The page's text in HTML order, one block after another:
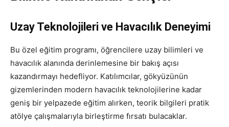
Uzay Teknolojileri ve Havacılık Deneyimi
Bu özel eğitim programı, öğrencilere uzay bilimleri ve
havacılık alanında derinlemesine bir bakış açısı
kazandırmayı hedefliyor. Katılımcılar, gökyüzünün
gizemlerinden modern havacılık teknolojilerine kadar
geniş bir yelpazede eğitim alırken, teorik bilgileri pratik
atölye çalışmalarıyla birleştirme fırsatı bulacaklar.